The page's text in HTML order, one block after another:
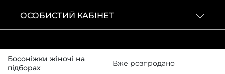
Босоніжки жіночі на
підборах
Вже розпродано
ОСОБИСТИЙ КАБІНЕТ